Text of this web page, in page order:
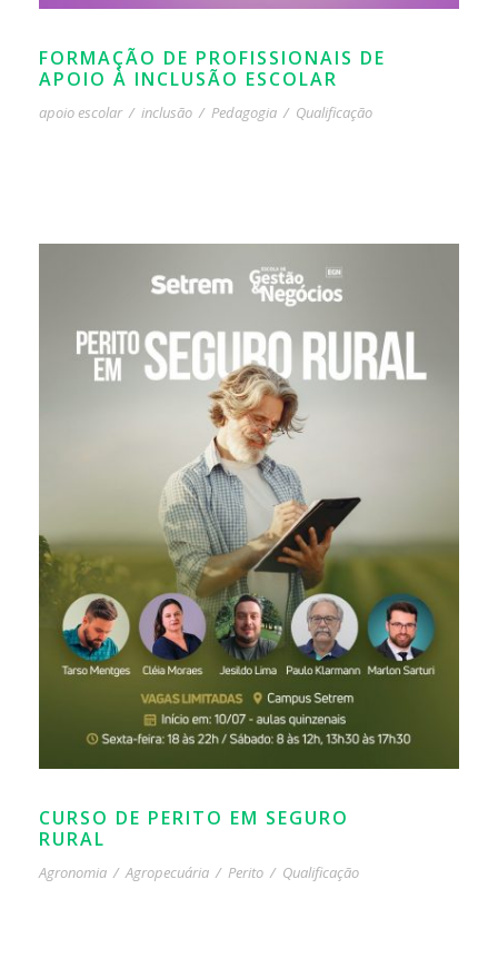
FORMAÇÃO DE PROFISSIONAIS DE
APOIO À INCLUSÃO ESCOLAR
apoio escolar / inclusão / Pedagogia / Qualificação
CURSO DE PERITO EM SEGURO
RURAL
Agronomia / Agropecuária / Perito / Qualificação